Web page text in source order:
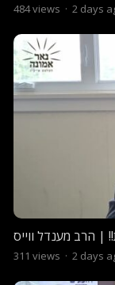
484views · 2 days
| הרב מענדל ווייס
311 views · 2 days